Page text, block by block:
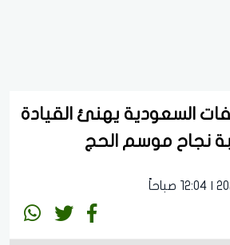
السعودية يهنئ القيادة
نجاح موسم الحج